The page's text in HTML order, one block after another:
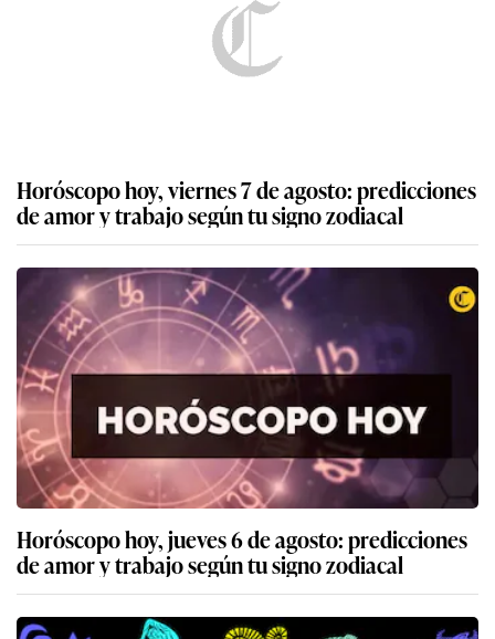
Horóscopo hoy, viernes 7 de agosto: predicciones
de amor y trabajo según tu signo zodiacal
Horóscopo hoy, jueves 6 de agosto: predicciones
de amor y trabajo según tu signo zodiacal